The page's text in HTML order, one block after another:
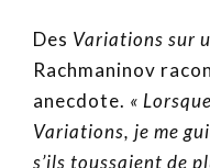
Des Variations sur
Rachmaninov
anecdote. «
Variations, je me
s’ils toussaient de